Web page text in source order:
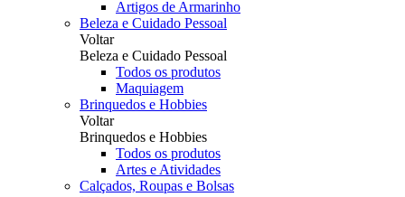
Artigos de Armarinho
Beleza e Cuidado Pessoal
Voltar
Beleza e Cuidado Pessoal
Todos os produtos
Maquiagem
Brinquedos e Hobbies
Voltar
Brinquedos e Hobbies
Todos os produtos
Artes e Atividades
Calçados, Roupas e Bolsas